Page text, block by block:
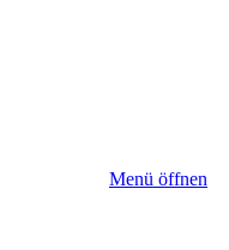
Menü öffnen